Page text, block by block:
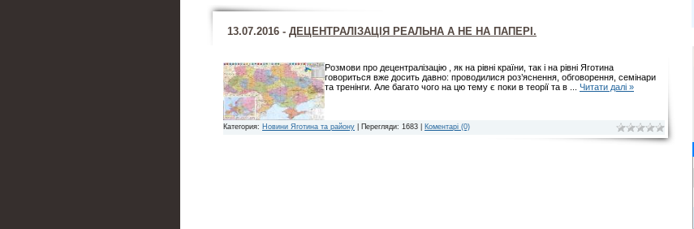
13.07.2016 - ДЕЦЕНТРАЛІЗАЦІЯ РЕАЛЬНА А НЕ НА ПАПЕРІ.
Розмови про децентралізацію , як на рівні країни, так і на рівні Яготина
говориться вже досить давно: проводилися роз’яснення, обговорення, семінари
та тренінги. Але багато чого на цю тему є поки в теорії та в
Читати далі »
Категория: Новини Яготина та району | Перегляди: 1683 | Коментарі (0)